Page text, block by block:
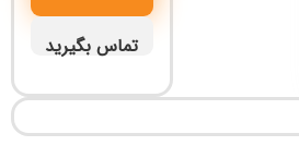
تماس بگیرید